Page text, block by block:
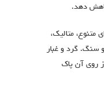
دهد.
متالیک،
سنگ. گرد و غبار
روی آن پاک